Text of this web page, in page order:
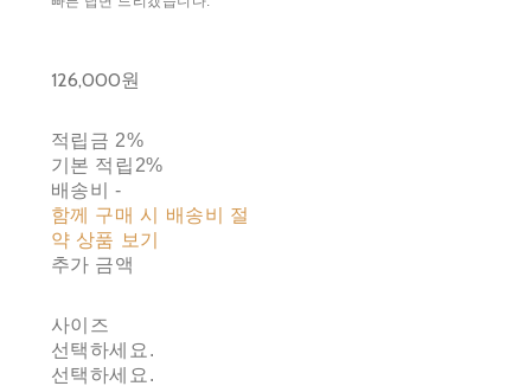
126,000원
적립금 2%
기본 적립 2%
배송비-
함께 구매 시 배송비 절
약 상품 보기
추가 금액
사이즈
선택하세요.
선택하세요.